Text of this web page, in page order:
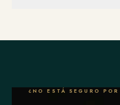
¿NO ESTÁ SEGURO